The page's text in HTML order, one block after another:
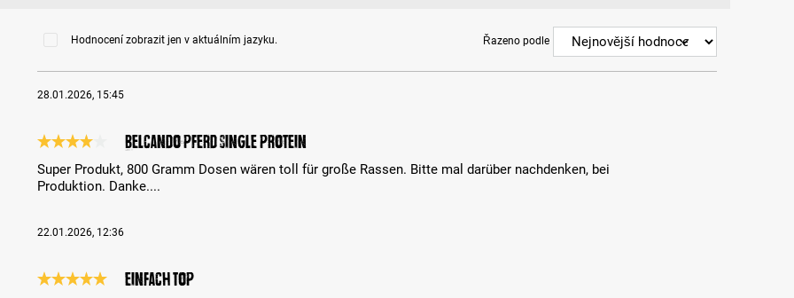
Hodnocení zobrazit jen v aktuálním jazyku. Řazeno podle
28.01.2026, 15:45
Belcando Pferd Single Protein
Super Produkt, 800 Gramm Dosen wären toll für große Rassen. Bitte mal darüber nachdenken, bei
Produktion. Danke....
22.01.2026, 12:36
Einfach top